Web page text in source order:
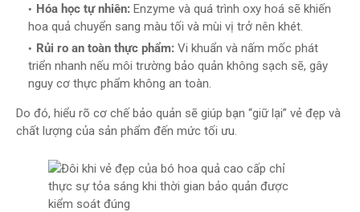
Hóa học tự nhiên: Enzyme và quá trình oxy hoá sẽ khiến
hoa quả chuyển sang màu tối và mùi vị trở nên khét.
Rủi ro an toàn thực phẩm: Vi khuẩn và nấm mốc phát
triển nhanh nếu môi trường bảo quản không sạch sẽ, gây
nguy cơ thực phẩm không an toàn.
Do đó, hiểu rõ cơ chế bảo quản sẽ giúp bạn “giữ lại” vẻ đẹp và
chất lượng của sản phẩm đến mức tối ưu.